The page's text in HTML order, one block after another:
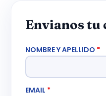
Envianos tu
NOMBRE Y APELLIDO *
EMAIL *